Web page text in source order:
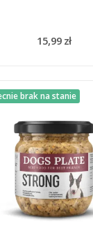
15,99 zł
brak na stanie